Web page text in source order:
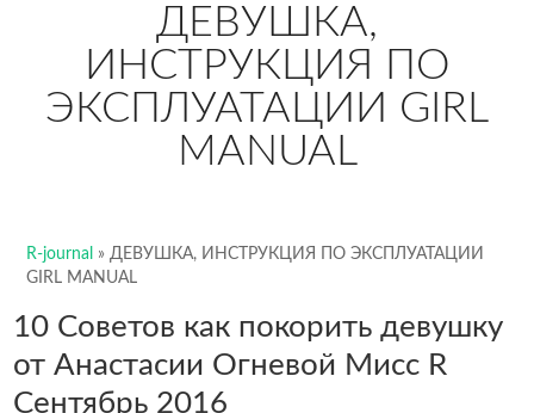
ДЕВУШКА,
ИНСТРУКЦИЯ ПО
ЭКСПЛУАТАЦИИ GIRL
MANUAL
R-journal » ДЕВУШКА, ИНСТРУКЦИЯ ПО ЭКСПЛУАТАЦИИ
GIRL MANUAL
10 Советов как покорить девушку
от Анастасии Огневой Мисс R
Сентябрь 2016